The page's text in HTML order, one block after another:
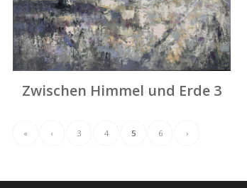
Zwischen Himmel und Erde 3
« ‹ 3 4 5 6 ›